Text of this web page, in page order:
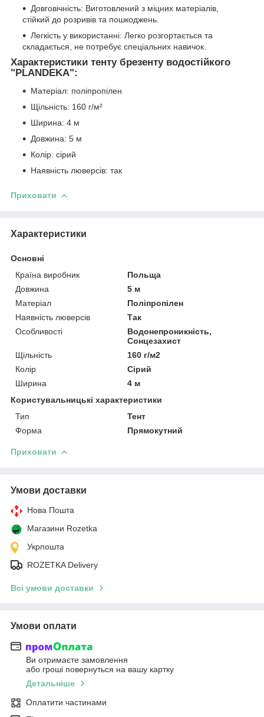
Довговічність: Виготовлений з міцних матеріалів,
стійкий до розривів та пошкоджень.
Легкість у використанні: Легко розгортається та
складається, не потребує спеціальних навичок.
Характеристики тенту брезенту водостійкого
"PLANDEKA":
Матеріал: поліпропілен
Щільність: 160 г/м²
Ширина: 4 м
Довжина: 5 м
Колір: сірий
Наявність люверсів: так
Приховати
Характеристики
Основні
Країна виробник
Польща
Довжина
5 м
Матеріал
Поліпропілен
Наявність люверсів
Так
Особливості
Водонепроникність,
Сонцезахист
Щільність
160 г/м2
Колір
Сірий
Ширина
4 м
Користувальницькі характеристики
Тип
Тент
Форма
Прямокутний
Приховати
Умови доставки
Нова Пошта
Магазини Rozetka
Укрпошта
ROZETKA Delivery
Всі умови доставки
Умови оплати
Ви отримаєте замовлення
або гроші повернуться на вашу картку
Детальніше
Оплатити частинами